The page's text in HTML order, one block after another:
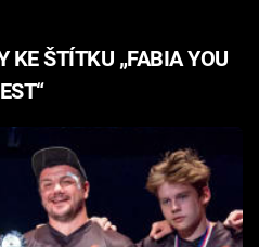
KE ŠTÍTKU „FABIA YOU